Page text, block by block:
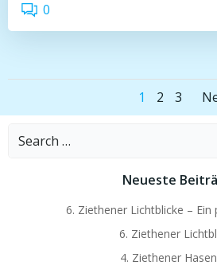
0
Posts
Page
1 Page
2 Page
3
Search
Neueste
6. Ziethener Lichtblicke – Ein
6. Ziethener
4. Ziethener